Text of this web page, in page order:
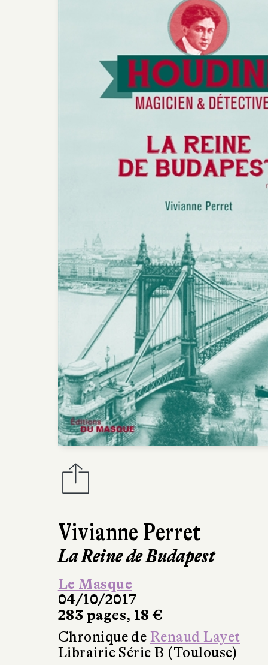
Vivianne Perret
La Reine de Budapest
Le Masque
04/10/2017
283 pages, 18 €
Chronique de Renaud Layet
Librairie Série B (Toulouse)